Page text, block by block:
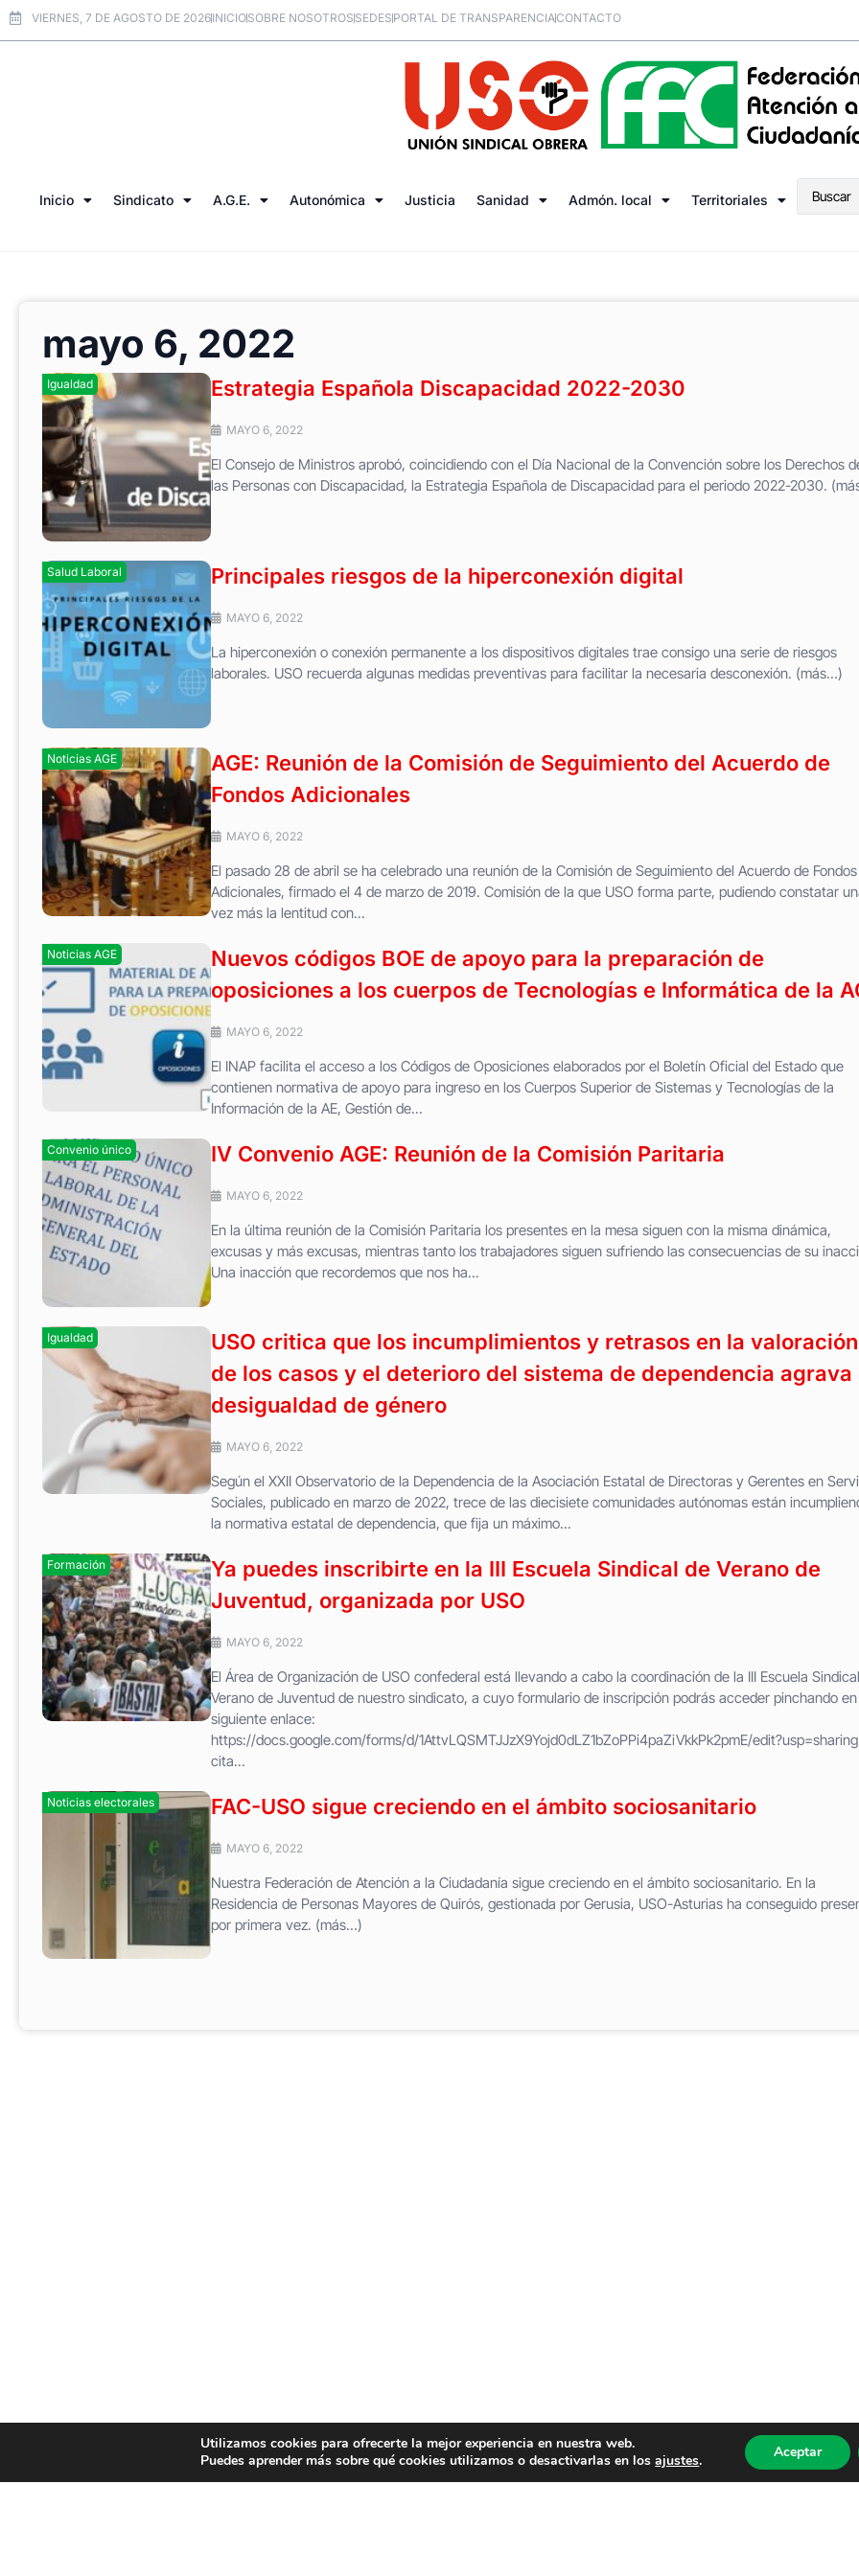
VIERNES, 7 DE AGOSTO DE 2026INICIOSOBRE NOSOTROSSEDESPORTAL DE TRANSPARENCIACONTACTO
Inicio Sindicato A.G.E. Autonómica Justicia Sanidad Admón. local Territoriales
mayo 6, 2022
Igualdad Estrategia Española Discapacidad 2022-2030
MAYO 6, 2022
El Consejo de Ministros aprobó, coincidiendo con el Día Nacional de la Convención sobre los Derechos
las Personas con Discapacidad, la Estrategia Española de Discapacidad para el periodo 2022-2030.
Salud Laboral Principales riesgos de la hiperconexión digital
MAYO 6, 2022
La hiperconexión o conexión permanente a los dispositivos digitales trae consigo una serie de riesgos
laborales. USO recuerda algunas medidas preventivas para facilitar la necesaria desconexión. (más…)
Noticias AGE
AGE: Reunión de la Comisión de Seguimiento del Acuerdo de
Fondos Adicionales
MAYO 6, 2022
El pasado 28 de abril se ha celebrado una reunión de la Comisión de Seguimiento del Acuerdo de Fondos
Adicionales, firmado el 4 de marzo de 2019. Comisión de la que USO forma parte, pudiendo constatar
vez más la lentitud con...
Noticias AGE
Nuevos códigos BOE de apoyo para la preparación de
oposiciones a los cuerpos de Tecnologías e Informática de la
MAYO 6, 2022
El INAP facilita el acceso a los Códigos de Oposiciones elaborados por el Boletín Oficial del Estado que
contienen normativa de apoyo para ingreso en los Cuerpos Superior de Sistemas y Tecnologías de la
Información de la AE, Gestión de...
Convenio único IV Convenio AGE: Reunión de la Comisión Paritaria
MAYO 6, 2022
En la última reunión de la Comisión Paritaria los presentes en la mesa siguen con la misma dinámica,
excusas y más excusas, mientras tanto los trabajadores siguen sufriendo las consecuencias de su
Una inacción que recordemos que nos ha...
Igualdad
USO critica que los incumplimientos y retrasos en la valoración
de los casos y el deterioro del sistema de dependencia agrava
desigualdad de género
MAYO 6, 2022
Según el XXII Observatorio de la Dependencia de la Asociación Estatal de Directoras y Gerentes en
Sociales, publicado en marzo de 2022, trece de las diecisiete comunidades autónomas están
la normativa estatal de dependencia, que fija un máximo...
Formación
Ya puedes inscribirte en la III Escuela Sindical de Verano de
Juventud, organizada por USO
MAYO 6, 2022
El Área de Organización de USO confederal está llevando a cabo la coordinación de la III Escuela
Verano de Juventud de nuestro sindicato, a cuyo formulario de inscripción podrás acceder pinchando
siguiente enlace:
https://docs.google.com/forms/d/1AttvLQSMTJJzX9Yojd0dLZ1bZoPPi4paZiVkkPk2pmE/
cita...
Noticias electorales FAC-USO sigue creciendo en el ámbito sociosanitario
MAYO 6, 2022
Nuestra Federación de Atención a la Ciudadanía sigue creciendo en el ámbito sociosanitario. En la
Residencia de Personas Mayores de Quirós, gestionada por Gerusia, USO-Asturias ha conseguido
por primera vez. (más…)
Utilizamos cookies para ofrecerte la mejor experiencia en nuestra web.
Puedes aprender más sobre qué cookies utilizamos o desactivarlas en losajustes. Aceptar